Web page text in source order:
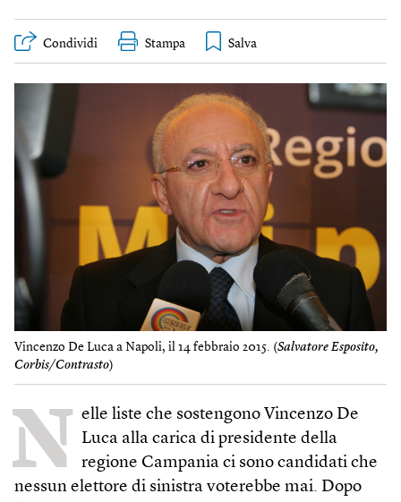
Condividi Stampa
Vincenzo De Luca a Napoli, il 14 febbraio 2015. (Salvatore Esposito,
Corbis/Contrasto)
N elle liste che sostengono Vincenzo De
Luca alla carica di presidente della
regione Campania ci sono candidati che
nessun elettore di sinistra voterebbe mai. Dopo